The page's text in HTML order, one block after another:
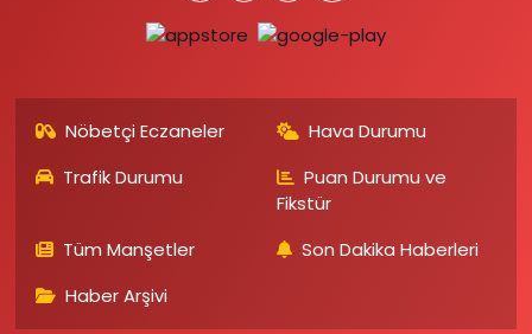
Nöbetçi Eczaneler
Hava Durumu
Trafik Durumu
Puan Durumu ve
Fikstür
Tüm Manşetler
Son Dakika Haberleri
Haber Arşivi